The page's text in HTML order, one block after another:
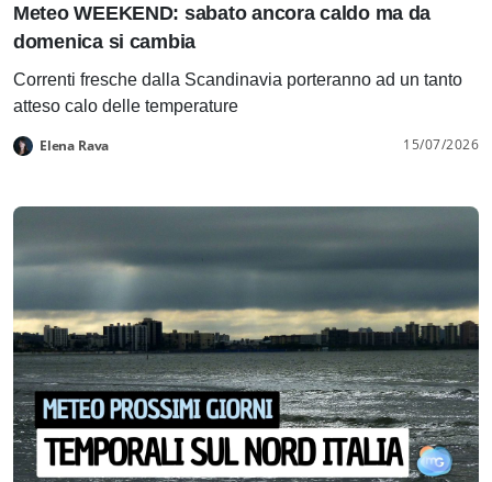
Meteo WEEKEND: sabato ancora caldo ma da
domenica si cambia
Correnti fresche dalla Scandinavia porteranno ad un tanto
atteso calo delle temperature
Elena Rava 15/07/2026